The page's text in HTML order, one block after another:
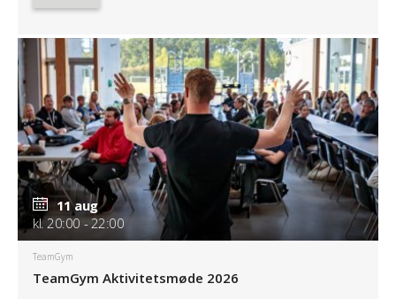
11 aug
kl. 20:00 - 22:00
TeamGym
TeamGym Aktivitetsmøde 2026